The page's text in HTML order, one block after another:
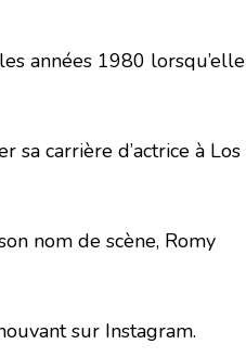
années 1980 lorsqu’elle
sa carrière d’actrice à Los
nom de scène, Romy
sur Instagram.